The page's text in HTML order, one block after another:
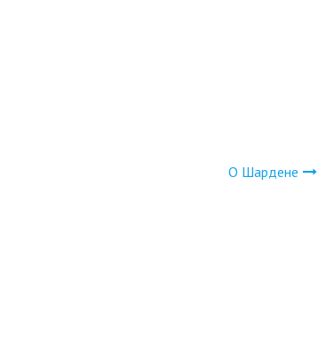
О Шардене